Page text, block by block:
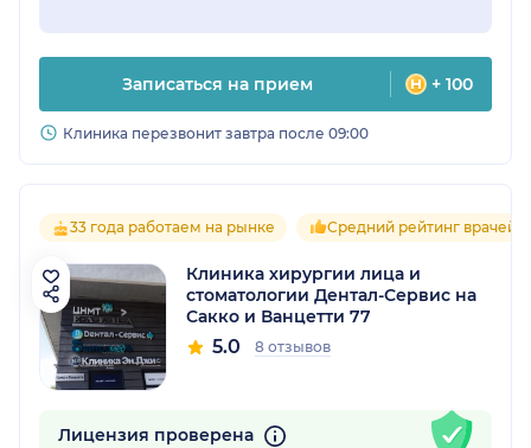
Записаться на прием + 100
Клиника перезвонит завтра после 09:00
33 года работаем на рынке Средний рейтинг врачей
Клиника хирургии лица и
стоматологии Дентал-Сервис на
Сакко и Ванцетти 77
5.0 8 отзывов
Лицензия проверена